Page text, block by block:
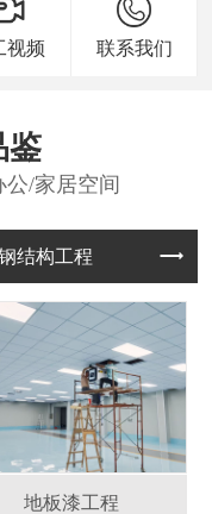
视频 联系我们
鉴
/家居空间
结构工
地板漆工程